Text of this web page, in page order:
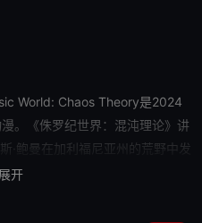
World: Chaos Theory是2024
。《侏罗纪世界：混沌理论》讲
·鲍曼在加利福尼亚州的荒野中发
展开